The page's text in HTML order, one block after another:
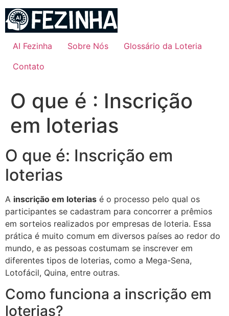
para
conteúdo
AI Fezinha Sobre Nós
Glossário da Loteria
Contato
O que é : Inscrição
em loterias
O que é: Inscrição em
loterias
A inscrição em loterias é o processo pelo qual os
participantes se cadastram para concorrer a prêmios
em sorteios realizados por empresas de loteria. Essa
prática é muito comum em diversos países ao redor do
mundo, e as pessoas costumam se inscrever em
diferentes tipos de loterias, como a Mega-Sena,
Lotofácil, Quina, entre outras.
Como funciona a inscrição em
loterias?